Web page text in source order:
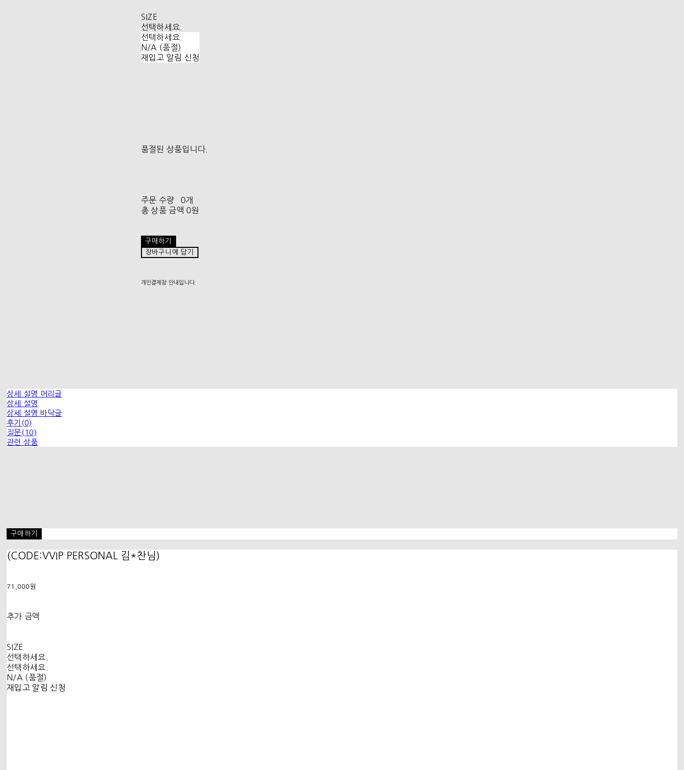
SIZE
선택하세요.
선택하세요.
N/A (품절)
재입고 알림 신청
품절된 상품입니다.
주문 수량
0개
총 상품 금액 0원
구매하기
장바구니에 담기
개인결제창 안내입니다.
상세 설명 머리글
상세 설명
상세 설명 바닥글
후기(0)
질문(10)
관련 상품
구매하기
(CODE:VVIP PERSONAL 김*찬님)
71,000원
추가 금액
SIZE
선택하세요.
선택하세요.
N/A (품절)
재입고 알림 신청